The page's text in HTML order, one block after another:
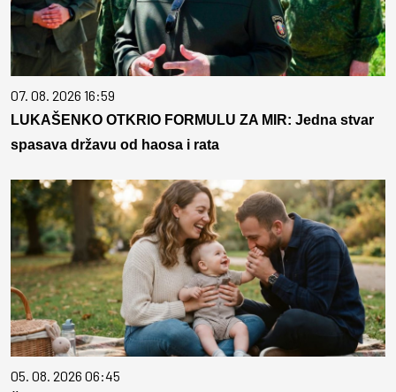
07. 08. 2026 16:59
LUKAŠENKO OTKRIO FORMULU ZA MIR: Jedna stvar
spasava državu od haosa i rata
05. 08. 2026 06:45